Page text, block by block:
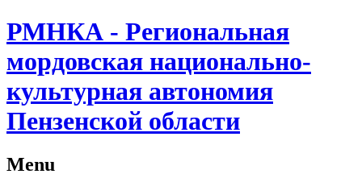
РМНКА - Региональная
мордовская национально-
культурная автономия
Пензенской области
Menu